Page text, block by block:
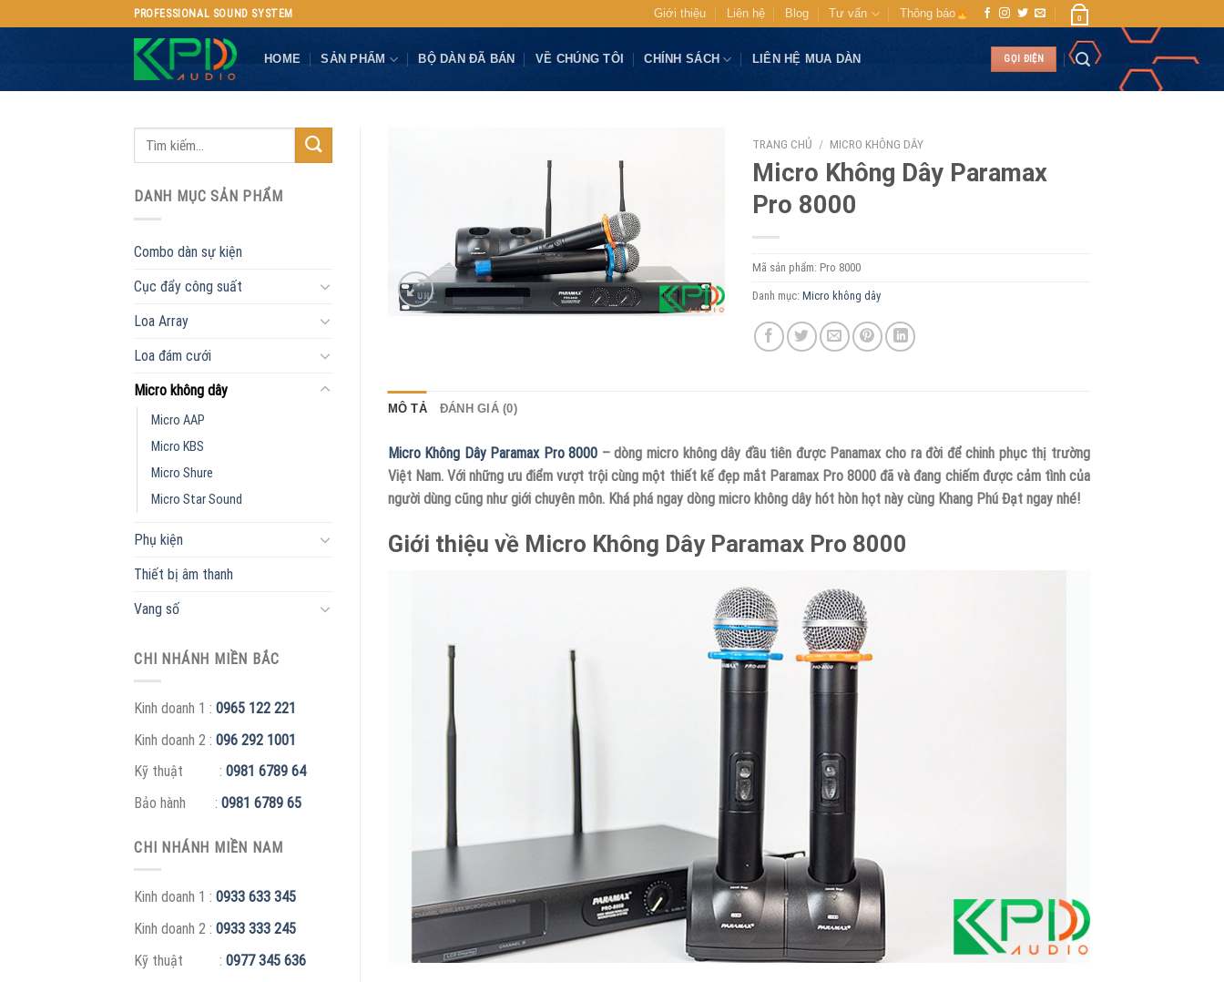
to
PROFESSIONAL SOUND SYSTEM Giới thiệu Liên hệ Blog Tư vấn Thông báo 0
HOME SẢN PHẨM BỘ DÀN ĐÃ BÁN VỀ CHÚNG TÔI CHÍNH SÁCH LIÊN HỆ MUA DÀN GỌI ĐIỆN
DANH MỤC SẢN PHẨM
Combo dàn sự kiện
Cục đẩy công suất
Loa Array
Loa đám cưới
Micro không dây
Micro AAP
Micro KBS
Micro Shure
Micro Star Sound
Phụ kiện
Thiết bị âm thanh
Vang số
CHI NHÁNH MIỀN BẮC
Kinh doanh 1 : 0965 122 221
Kinh doanh 2 : 096 292 1001
Kỹ thuật : 0981 6789 64
Bảo hành : 0981 6789 65
CHI NHÁNH MIỀN NAM
Kinh doanh 1 : 0933 633 345
Kinh doanh 2 : 0933 333 245
Kỹ thuật : 0977 345 636
TRANG CHỦ / MICRO KHÔNG DÂY
Micro Không Dây Paramax
Pro 8000
Mã sản phẩm: Pro 8000
Danh mục:Micro không dây
MÔ TẢ ĐÁNH GIÁ (0)
Micro Không Dây Paramax Pro 8000 – dòng micro không dây đầu tiên được Panamax cho ra đời để chinh phục thị trường
Việt Nam. Với những ưu điểm vượt trội cùng một thiết kế đẹp mắt Paramax Pro 8000 đã và đang chiếm được cảm tình của
người dùng cũng như giới chuyên môn. Khá phá ngay dòng micro không dây hót hòn họt này cùng Khang Phú Đạt ngay nhé!
Giới thiệu về Micro Không Dây Paramax Pro 8000